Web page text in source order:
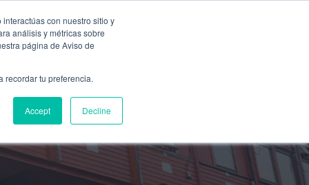
con nuestro sitio y
análisis y métricas sobre
página de Aviso de
recordar tu preferencia.
Accept Decline